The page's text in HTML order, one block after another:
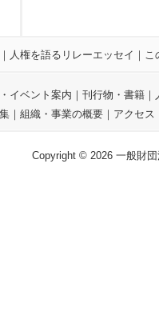
｜ 人権を語るリレーエッセイ ｜
イベント案内 ｜ 刊行物・書籍 ｜
｜ 組織・事業の概要 ｜ アクセス
Copyright © 2026 一般財